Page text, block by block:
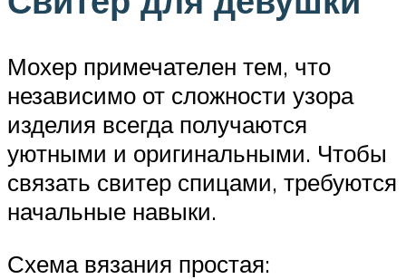
Мохер примечателен тем, что
независимо от сложности узора
изделия всегда получаются
уютными и оригинальными. Чтобы
связать свитер спицами, требуются
начальные навыки.
Схема вязания простая: